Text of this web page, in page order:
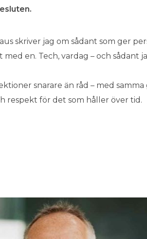
skriver jag om sådant som ger
med en. Tech, vardag – och sådant
snarare än råd – med
respekt för det som håller över tid.